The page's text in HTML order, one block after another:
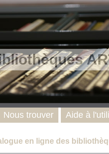
en ligne des
Nous trouver Aide à